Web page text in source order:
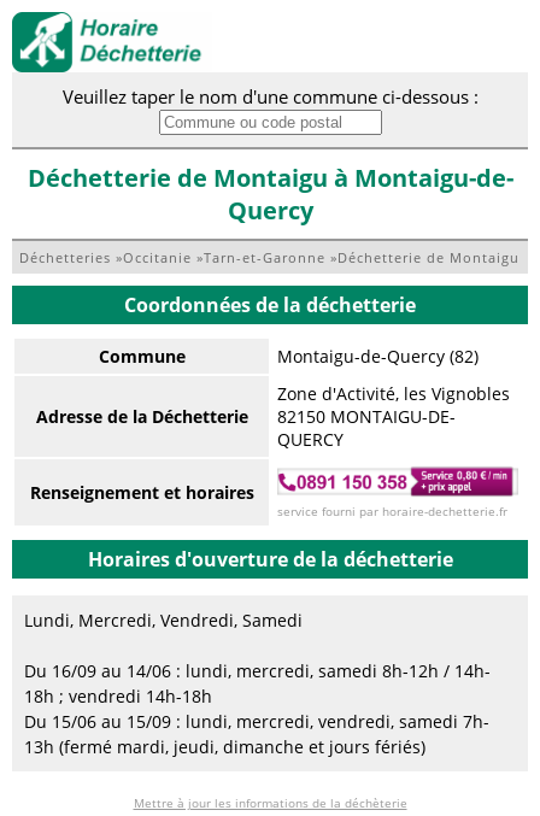
Veuillez taper le nom d'une commune ci-dessous :
Déchetterie de Montaigu à Montaigu-de-
Quercy
Déchetteries »Occitanie »Tarn-et-Garonne »Déchetterie de Montaigu
Coordonnées de la déchetterie
Commune Montaigu-de-Quercy (82)
Adresse de la Déchetterie
Zone d'Activité, les Vignobles
82150 MONTAIGU-DE-
QUERCY
Renseignement et horaires
service fourni par horaire-dechetterie.fr
Horaires d'ouverture de la déchetterie
Lundi, Mercredi, Vendredi, Samedi
Du 16/09 au 14/06 : lundi, mercredi, samedi 8h-12h / 14h-
18h ; vendredi 14h-18h
Du 15/06 au 15/09 : lundi, mercredi, vendredi, samedi 7h-
13h (fermé mardi, jeudi, dimanche et jours fériés)
Mettre à jour les informations de la déchèterie